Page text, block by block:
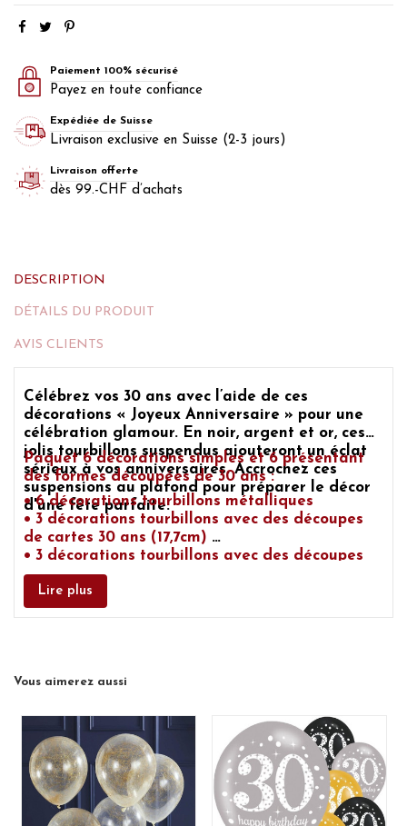
Paiement 100% sécurisé
Payez en toute confiance
Expédiée de Suisse
Livraison exclusive en Suisse (2-3 jours)
Livraison offerte
dès 99.-CHF d’achats
DESCRIPTION
DÉTAILS DU PRODUIT
AVIS CLIENTS
Célébrez vos 30 ans avec l’aide de ces
décorations « Joyeux Anniversaire » pour une
célébration glamour. En noir, argent et or, ces
jolis tourbillons suspendus ajouteront un éclat
sérieux à vos anniversaires. Accrochez ces
suspensions au plafond pour préparer le décor
d'une fête parfaite.
Paquet 6 décorations simples et 6 présentant
desformes découpées de 30 ans :
• 6 décorations tourbillons métalliques
• 3 décorations tourbillons avec des découpes
de cartes 30 ans (17,7cm)
• 3 décorations tourbillons avec des découpes
de feuilles 30 ans (10,9cm)
Lire plus
Vous aimerez aussi